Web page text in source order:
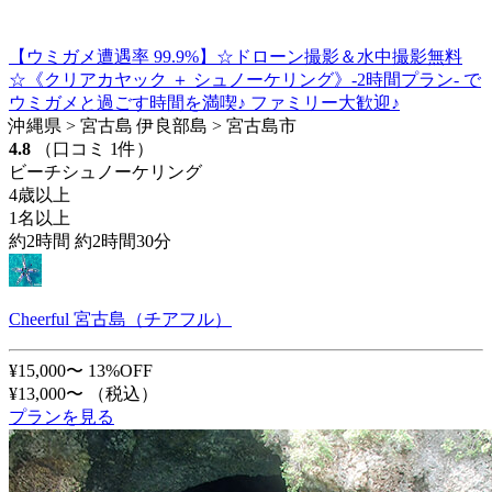
【ウミガメ遭遇率 99.9%】☆ドローン撮影＆水中撮影無料
☆《クリアカヤック ＋ シュノーケリング》-2時間プラン- で
ウミガメと過ごす時間を満喫♪ ファミリー大歓迎♪
沖縄県 > 宮古島 伊良部島 > 宮古島市
4.8
（口コミ 1件）
ビーチシュノーケリング
4歳以上
1名以上
約2時間 約2時間30分
Cheerful 宮古島（チアフル）
¥15,000〜 13%OFF
¥13,000〜
（税込）
プランを見る